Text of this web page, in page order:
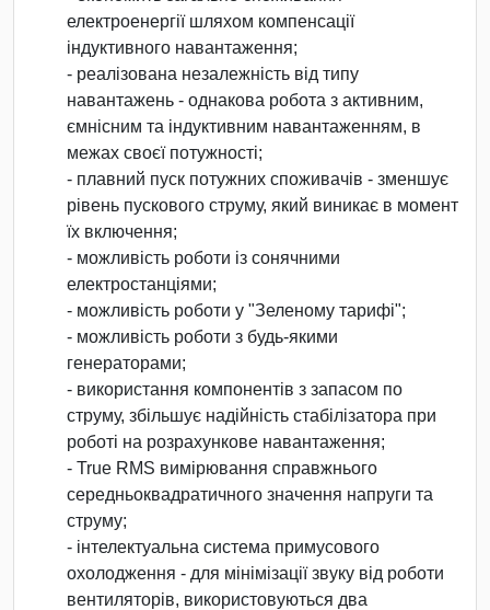
електроенергії шляхом компенсації
індуктивного навантаження;
- реалізована незалежність від типу
навантажень - однакова робота з активним,
ємнісним та індуктивним навантаженням, в
межах своєї потужності;
- плавний пуск потужних споживачів - зменшує
рівень пускового струму, який виникає в момент
їх включення;
- можливість роботи із сонячними
електростанціями;
- можливість роботи у "Зеленому тарифі";
- можливість роботи з будь-якими
генераторами;
- використання компонентів з запасом по
струму, збільшує надійність стабілізатора при
роботі на розрахункове навантаження;
- True RMS вимірювання справжнього
середньоквадратичного значення напруги та
струму;
- інтелектуальна система примусового
охолодження - для мінімізації звуку від роботи
вентиляторів, використовуються два